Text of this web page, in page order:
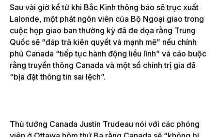
Sau vài giờ kể từ khi Bắc Kinh thông báo sẽ trục xuất
Lalonde, một phát ngôn viên của Bộ Ngoại giao trong
cuộc họp giao ban thường kỳ đã đe dọa rằng Trung
Quốc sẽ “đáp trả kiên quyết và mạnh mẽ” nếu chính
phủ Canada “tiếp tục hành động liều lĩnh” và cáo buộc
rằng truyền thông Canada và một số chính trị gia đã
“bịa đặt thông tin sai lệch”.
Thủ tướng Canada Justin Trudeau nói với các phóng